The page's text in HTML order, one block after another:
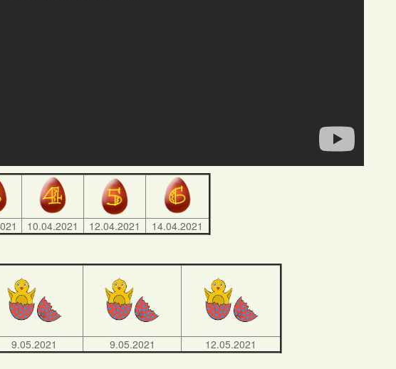
10.04.2021 12.04.2021 14.04.2021
9.05.2021 9.05.2021
12.05.2021